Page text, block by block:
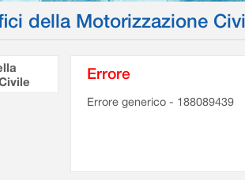
della Motorizzazione
Errore
Errore generico - 188089439